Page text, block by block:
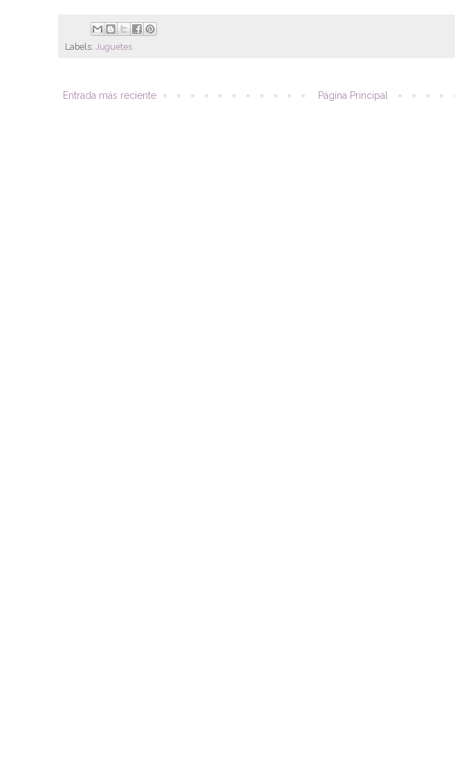
Labels: Juguetes
Entrada más reciente Página Principal